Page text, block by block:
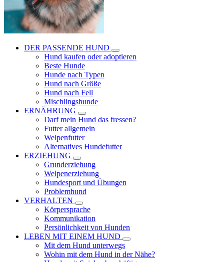
DER PASSENDE HUND
Hund kaufen oder adoptieren
Beste Hunde
Hunde nach Typen
Hund nach Größe
Hund nach Fell
Mischlingshunde
ERNÄHRUNG
Darf mein Hund das fressen?
Futter allgemein
Welpenfutter
Alternatives Hundefutter
ERZIEHUNG
Grunderziehung
Welpenerziehung
Hundesport und Übungen
Problemhund
VERHALTEN
Körpersprache
Kommunikation
Persönlichkeit von Hunden
LEBEN MIT EINEM HUND
Mit dem Hund unterwegs
Wohin mit dem Hund in der Nähe?